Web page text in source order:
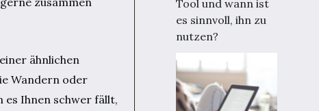
ähnlichen
Wandern oder
es Ihnen schwer fällt,
Tool und wann ist
es sinnvoll, ihn zu
nutzen?